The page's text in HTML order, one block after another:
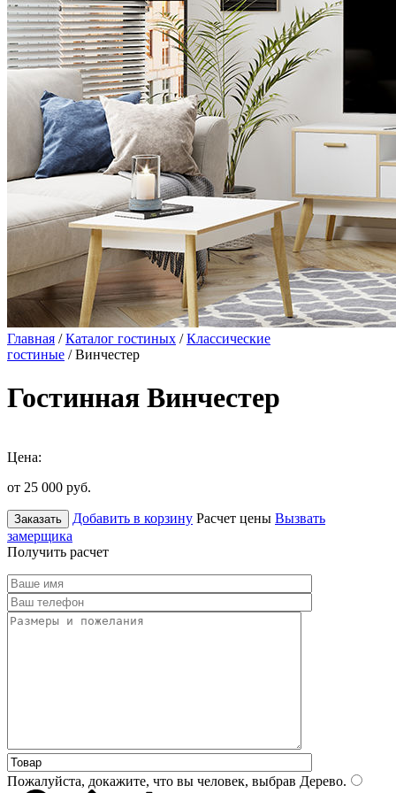
Главная /Каталог гостиных /Классические
гостиные / Винчестер
Гостинная Винчестер
Цена:
от 25 000 руб.
Заказать Добавить в корзину Расчет цены Вызвать
замерщика
Получить расчет
Пожалуйста, докажите, что вы человек, выбрав Дерево.